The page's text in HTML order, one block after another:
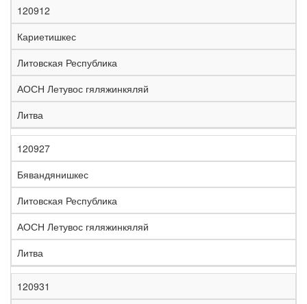
К
о
д
Н
а
з
в
а
н
и
е
т
а
н
а
е
л
е
з
н
а
я
о
о
г
а
е
и
н
120912
Кариетишкес
Литовская Республика
АОСН Летувос гяляжинкяляй
Литва
120927
Бявандянишкес
Литовская Республика
АОСН Летувос гяляжинкяляй
Литва
120931